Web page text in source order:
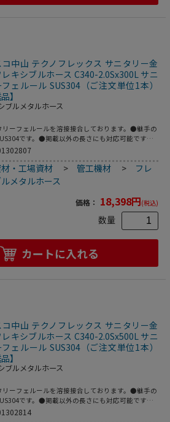
コ中山 テクノフレックス サニタリー金
キシブルホース C340-2.0Sx300L サニ
ェルール SUS304（ご注文単位1本）
】
ブルメタルホース
ーフェルールを溶接接合しております。●継手の
です。●掲載以外の長さにも対応可能です。
合わせに。●繰返し発生する機械的変位の吸収
(mm)：300●フェルールサイズ：2.0S●最高使用
：1.0●使用温度範囲(℃)：80●接続方式：サニタ
ルール●適合流体：水、油、空気、ガス、等(腐食
除く)●最高使用圧力：1MPa●使用温度範囲：0～
続：サニタリーフェルール●フレキ部：ステンレ
継手部：ステンレス(SUS304)
・工場資材 >管工機材 > フレ
メタルホース
価格： 18,398円(税込)
数量
カートに入れる
コ中山 テクノフレックス サニタリー金
キシブルホース C340-2.0Sx500L サニ
ェルール SUS304（ご注文単位1本）
】
ブルメタルホース
ーフェルールを溶接接合しております。●継手の
です。●掲載以外の長さにも対応可能です。
合わせに。●繰返し発生する機械的変位の吸収